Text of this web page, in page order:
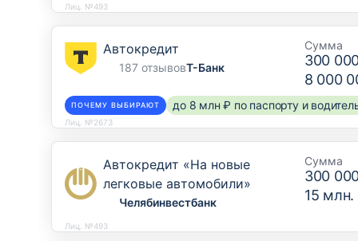
Лиц. №493
Автокредит
187 отзывовТ-Банк
Сумма
300
8 000
ПОЧЕМУ ВЫБИРАЮТ до 8 млн ₽ по паспорту и
Лиц. №2673
Автокредит «На новые
легковые автомобили»
Челябинвестбанк
Сумма
300
15
Лиц. №493